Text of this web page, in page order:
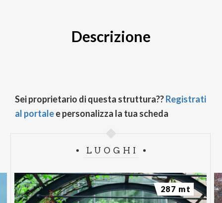
Descrizione
Sei proprietario di questa struttura??Registrati
al portalee personalizza la tua scheda
LUOGHI
287 mt